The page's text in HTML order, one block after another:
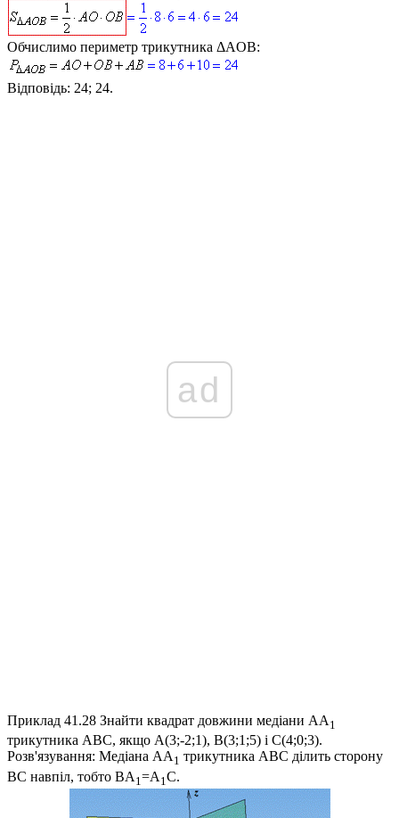
Обчислимо периметр трикутника ΔAOB:
Відповідь: 24; 24.
ad
Приклад 41.28 Знайти квадрат довжини медіани AA 1
трикутника ABC, якщо A(3;-2;1), B(3;1;5) і C(4;0;3).
Розв'язування: Медіана AA 1 трикутника ABC ділить сторону
BC навпіл, тобто BA 1 =A 1 C.